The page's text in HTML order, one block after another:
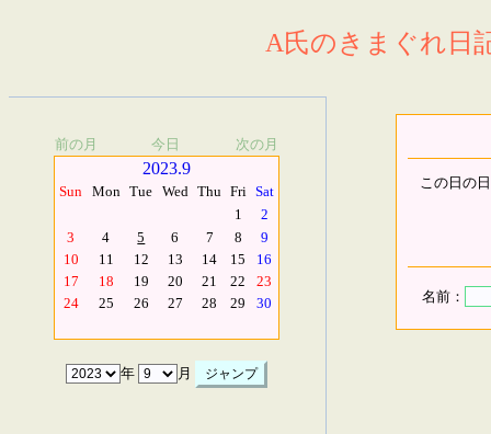
A氏のきまぐれ日
前の月 今日 次の月
2023.9
Sun Mon Tue Wed Thu Fri Sat
1
2
3
4 5 6 7 8
9
10
11 12 13 14 15
16
17
18 19 20 21 22
23
24
25 26 27 28 29 30
年 月
この日の
名前：